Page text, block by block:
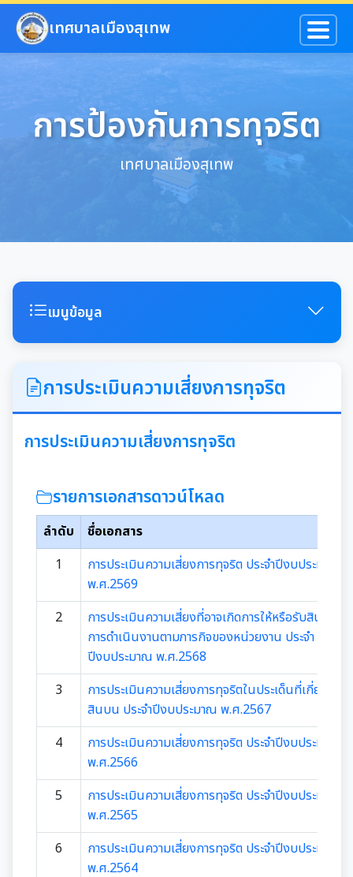
ข้ามไปยังเนื้อหาหลัก
เทศบาลเมืองสุเทพ
การป้องกันการทุจริต
เทศบาลเมืองสุเทพ
เมนูข้อมูล
คำแถลงนโยบายนายกเทศมนตรีเมืองสุเทพ
ประวัติความเป็นมา
อำนาจหน้าที่ของเทศบาล
แผนพัฒนาท้องถิ่น
แผนการดำเนินงาน
แผนดำเนินงานประจำปี
รายงานการกำกับติดตามการดำเนินงานประจำปีรอบ 6
เดือน
รายงานผลการดำเนินงานประจำปี
รายงานการติดตามและประเมินผลแผนพัฒนาท้องถิ่น
ประจำปี
คู่มือหรือมาตรฐานการปฏิบัติงาน
มุม KM การจัดการความรู้
มาตรฐานกำหนดตำแหน่ง
สรุปผลการประชุม ก.จ. ก.ท. และ ก.อบต.
มติ ก.ท.จ.เชียงใหม่
การเลื่อนขั้นเงินเดือน
การให้บริการประชาชน
คู่มือหรือแนวทางการขอรับบริการสำหรับประชาชน
ข้อมูลสถิติการให้บริการ
เทศบัญญัติงบประมาณรายจ่าย
โอนงบประมาณรายจ่ายประจำปี
การประเมินความเสี่ยงการทุจริต
การประเมินความเสี่ยงการทุจริต
รายการเอกสารดาวน์โหลด
ลำดับ
ชื่อเอกสาร
1
การประเมินความเสี่ยงการทุจริต ประจำปีงบประมาณ
พ.ศ.2569
2
การประเมินความเสี่ยงที่อาจเกิดการให้หรือรับสินบนจ
การดำเนินงานตามภารกิจของหน่วยงาน ประจำ
ปีงบประมาณ พ.ศ.2568
3
การประเมินความเสี่ยงการทุจริตในประเด็นที่เกี่ยวข้อ
สินบน ประจำปีงบประมาณ พ.ศ.2567
4
การประเมินความเสี่ยงการทุจริต ประจำปีงบประมาณ
พ.ศ.2566
5
การประเมินความเสี่ยงการทุจริต ประจำปีงบประมาณ
พ.ศ.2565
6
การประเมินความเสี่ยงการทุจริต ประจำปีงบประมาณ
พ.ศ.2564